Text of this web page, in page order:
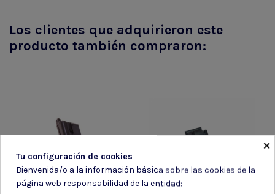
Los clientes que adquirieron este
producto también compraron:
×
Tu configuración de cookies
Bienvenida/o a la información básica sobre las cookies de la
página web responsabilidad de la entidad: